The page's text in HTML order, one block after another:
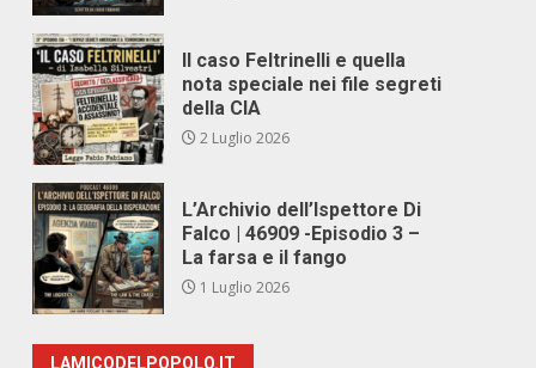
Il caso Feltrinelli e quella
nota speciale nei file segreti
della CIA
2 Luglio 2026
L’Archivio dell’Ispettore Di
Falco | 46909 -Episodio 3 –
La farsa e il fango
1 Luglio 2026
LAMICODELPOPOLO.IT